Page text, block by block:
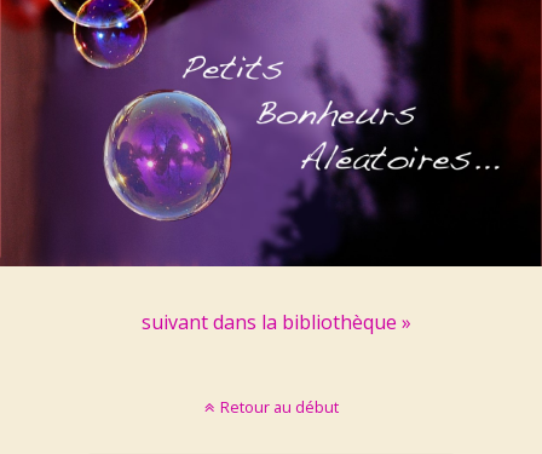
suivant dans la bibliothèque »
Retour au début